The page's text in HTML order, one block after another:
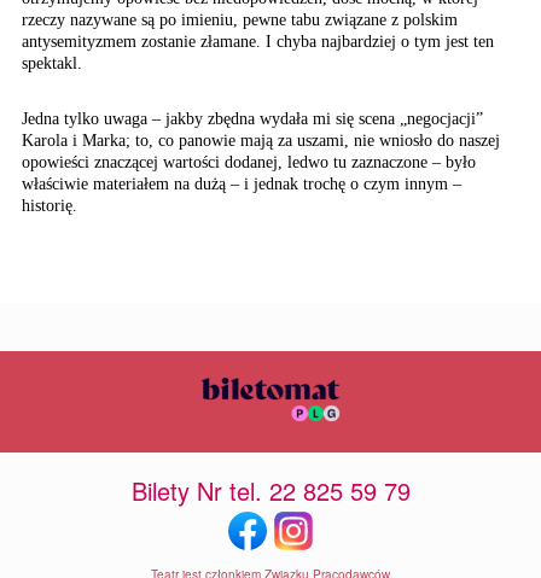
rzeczy nazywane są po imieniu, pewne tabu związane z polskim
antysemityzmem zostanie złamane. I chyba najbardziej o tym jest ten
spektakl.
Jedna tylko uwaga – jakby zbędna wydała mi się scena „negocjacji”
Karola i Marka; to, co panowie mają za uszami, nie wniosło do naszej
opowieści znaczącej wartości dodanej, ledwo tu zaznaczone – było
właściwie materiałem na dużą – i jednak trochę o czym innym –
historię.
Bilety Nr tel. 22 825 59 79
Teatr jest członkiem Związku Pracodawców